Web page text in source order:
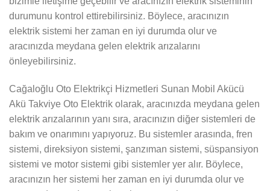
durumunu kontrol ettirebilirsiniz. Böylece, aracınızın
elektrik sistemi her zaman en iyi durumda olur ve
aracınızda meydana gelen elektrik arızalarını
önleyebilirsiniz.
Cağaloğlu Oto Elektrikçi Hizmetleri Sunan Mobil Akücü
Akü Takviye Oto Elektrik olarak, aracınızda meydana gelen
elektrik arızalarının yanı sıra, aracınızın diğer sistemleri de
bakım ve onarımını yapıyoruz. Bu sistemler arasında, fren
sistemi, direksiyon sistemi, şanzıman sistemi, süspansiyon
sistemi ve motor sistemi gibi sistemler yer alır. Böylece,
aracınızın her sistemi her zaman en iyi durumda olur ve